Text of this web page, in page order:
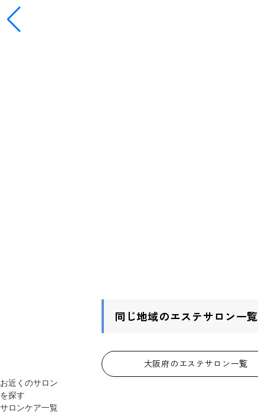
同じ地域のエステサロン一覧
大阪府のエステサロン一覧
お近くのサロン
を探す
サロンケア一覧